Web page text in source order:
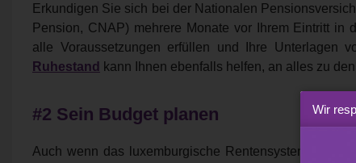
Erkundigen Sie sich bei der Nationalen
Pension, CNAP) mehrere Monate vor Ihrem Eintritt in
alle Voraussetzungen erfüllen und Ihre Unterlagen
Ruhestand
kann Ihnen ebenfalls helfen, an alles zu
#2 Sein Budget planen
Auch wenn das luxemburgische Rentensystem
Wir